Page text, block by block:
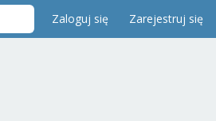
Zaloguj się Zarejestruj się